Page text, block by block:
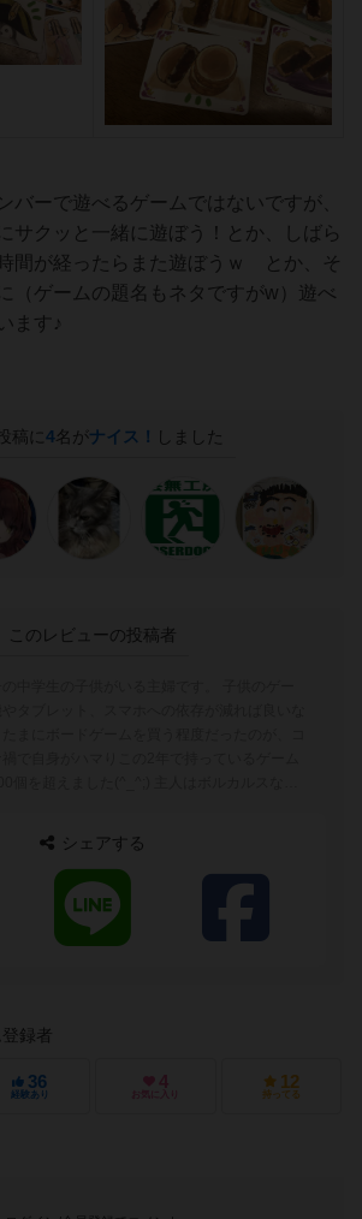
バーで遊べるゲームではないですが、
サクッと一緒に遊ぼう！とか、しばら
間が経ったらまた遊ぼうｗ とか、そ
（ゲームの題名もネタですがw）遊べ
ます♪
稿に 4名がナイス！ しました
このレビューの投稿者
シェアする
録者
36
経験あり
4
お気に入り
12
持ってる